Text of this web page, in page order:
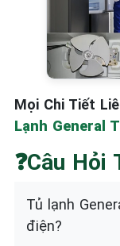
Mọi Chi Tiết
Lạnh General
❓Câu Hỏi
Tủ lạnh
điện?